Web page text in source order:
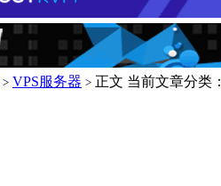
> VPS服务器 > 正文 当前文章分类：